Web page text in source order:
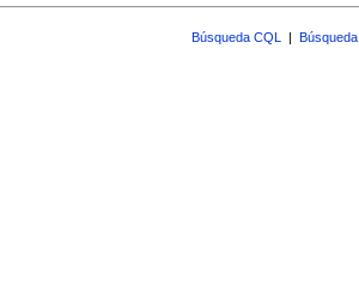
Búsqueda CQL